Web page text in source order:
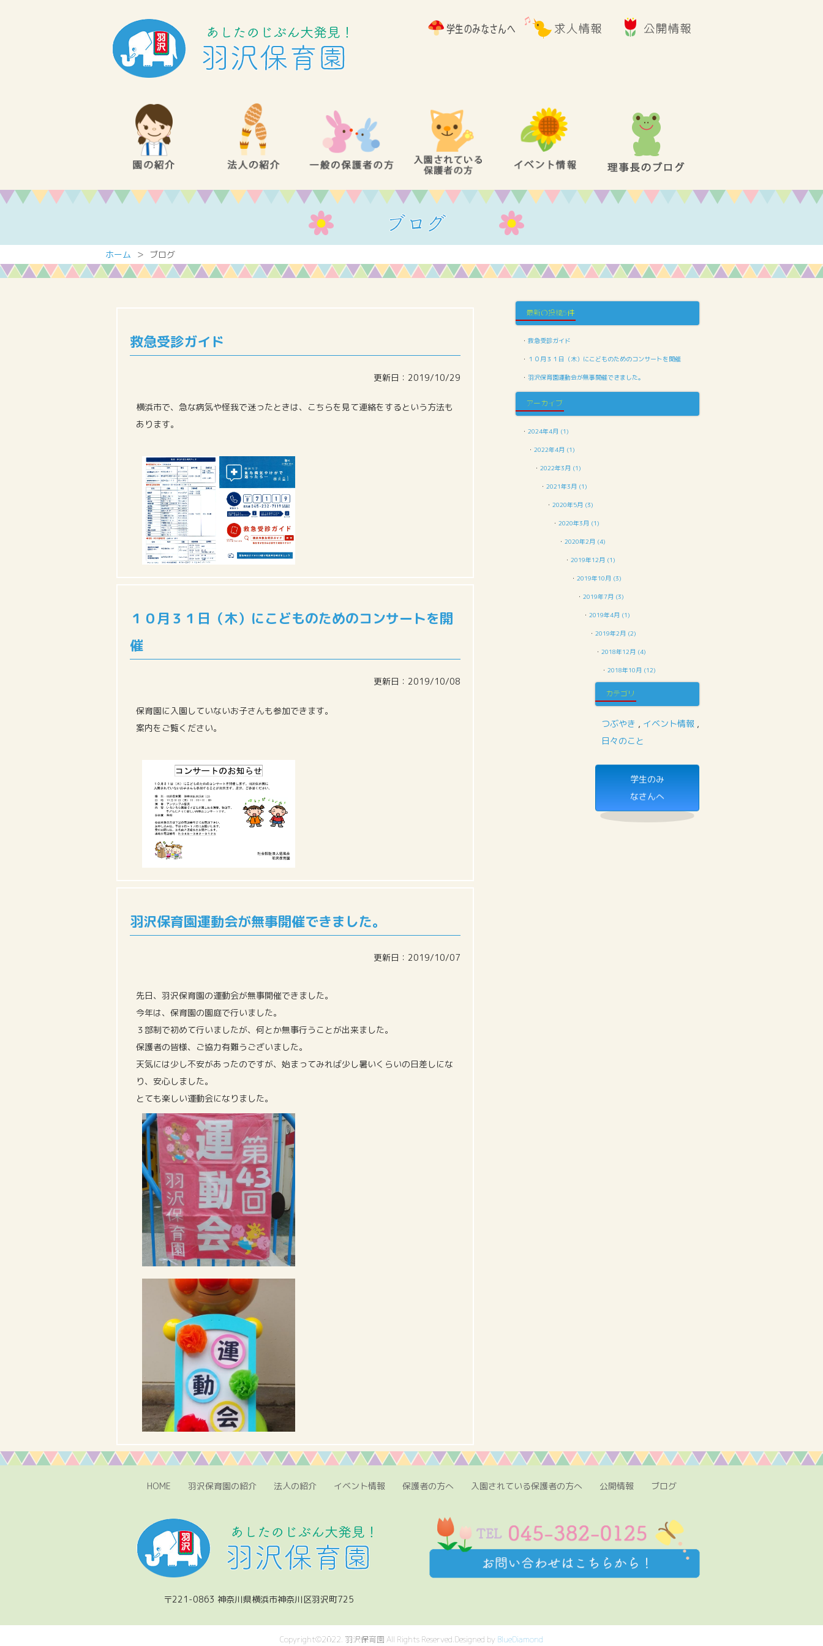
ホーム ＞ ブログ
救急受診ガイド
更新日：2019/10/29
横浜市で、急な病気や怪我で迷ったときは、こちらを見て連絡をするという方法も
あります。
１０月３１日（木）にこどものためのコンサートを開
催
更新日：2019/10/08
保育園に入園していないお子さんも参加できます。
案内をご覧ください。
羽沢保育園運動会が無事開催できました。
更新日：2019/10/07
先日、羽沢保育園の運動会が無事開催できました。
今年は、保育園の園庭で行いました。
３部制で初めて行いましたが、何とか無事行うことが出来ました。
保護者の皆様、ご協力有難うございました。
天気には少し不安があったのですが、始まってみれば少し暑いくらいの日差しにな
り、安心しました。
とても楽しい運動会になりました。
最新の投稿5件
・ 救急受診ガイド
・ １０月３１日（木）にこどものためのコンサートを開催
・ 羽沢保育園運動会が無事開催できました。
アーカイブ
・ 2024年4月 (1)
・ 2022年4月 (1)
・ 2022年3月 (1)
・ 2021年3月 (1)
・ 2020年5月 (3)
・ 2020年3月 (1)
・ 2020年2月 (4)
・ 2019年12月 (1)
・ 2019年10月 (3)
・ 2019年7月 (3)
・ 2019年4月 (1)
・ 2019年2月 (2)
・ 2018年12月 (4)
・ 2018年10月 (12)
カテゴリ
つぶやき , イベント情報 ,
日々のこと
学生のみ
なさんへ
HOME 羽沢保育園の紹介 法人の紹介 イベント情報 保護者の方へ 入園されている保護者の方へ 公開情報 ブログ
〒221-0863 神奈川県横浜市神奈川区羽沢町725
Copyright©2022. 羽沢保育園 All Rights Reserved.Designed by BlueDiamond